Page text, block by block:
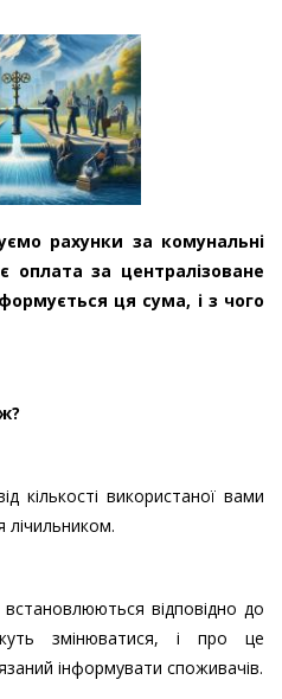
рахунки за комунальні
оплата за централізоване
ця сума, і з чого
кількості використаної вами
лічильником.
відповідно до
змінюватися, і про це
інформувати споживачів.